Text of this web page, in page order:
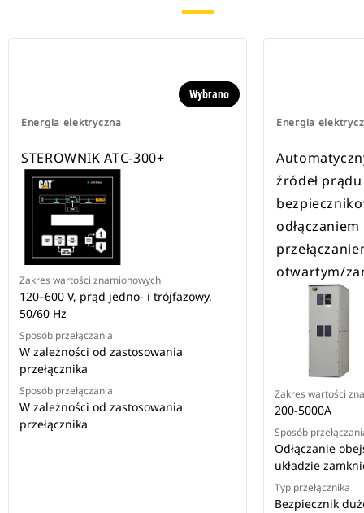
Energia elektryczna
Wybrano
STEROWNIK ATC-300+
Zakres wartości znamionowych
120–600 V, prąd jedno- i trójfazowy,
50/60 Hz
Sposób przełączania
W zależności od zastosowania
przełącznika
Sposób przełączania
W zależności od zastosowania
przełącznika
Energia
źródeł
otwartym/
Zakres wartości
200-5000A
Sposób
Odłączanie
układzie
Typ przełącznika
Bezpiecznik